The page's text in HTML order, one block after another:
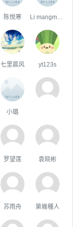
陈悦寒
七里晨风 yt123s
小璐
罗望莲 袁晓彬
苏雨舟 第幾種人